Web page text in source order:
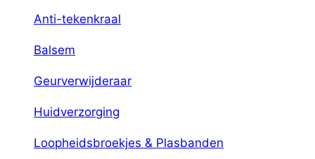
Anti-tekenkraal
Balsem
Geurverwijderaar
Huidverzorging
Loopheidsbroekjes & Plasbanden